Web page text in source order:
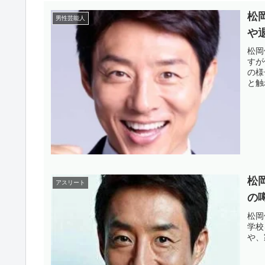
男性芸能人
松
や
松
す
の
と
アスリート
松
の
松
学
や